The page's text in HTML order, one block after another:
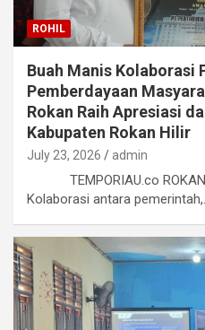
ROHIL
Buah Manis Kolaborasi
Pemberdayaan
Rokan Raih Apresiasi
Kabupaten Rokan Hilir
July 23, 2026 admin
TEMPORIAU.co ROKAN
Kolaborasi antara